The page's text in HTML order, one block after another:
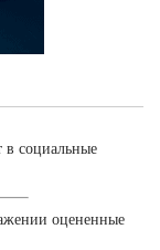
в социальные
оцененные